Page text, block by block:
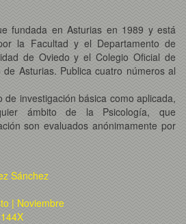
fundada en Asturias en 1989 y está
la Facultad y el Departamento de
de Oviedo y el Colegio Oficial de
Asturias. Publica cuatro números al
investigación básica como aplicada,
ámbito de la Psicología, que
son evaluados anónimamente por
Sánchez
| Noviembre